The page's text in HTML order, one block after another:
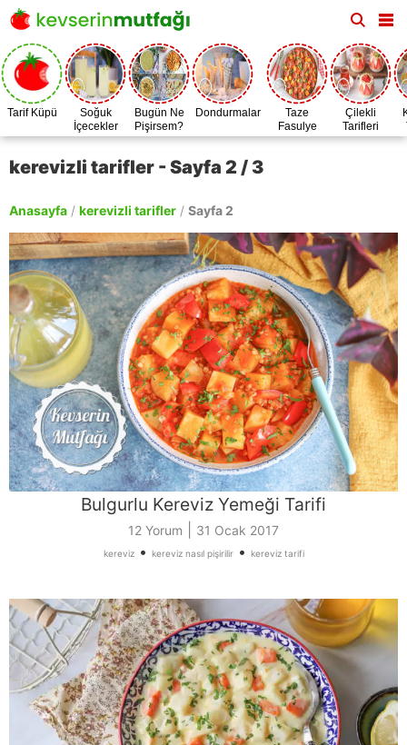
Tarif Küpü
Soğuk
İçecekler
Bugün Ne
Pişirsem?
Dondurmalar
Taze
Fasulye
Zamanı
Çilekli
Tarifleri
kerevizli tarifler - Sayfa 2 / 3
Anasayfa / kerevizli tarifler / Sayfa 2
Bulgurlu Kereviz Yemeği Tarifi
12 Yorum 31 Ocak 2017
kereviz• kereviz nasıl pişirilir• kereviz tarifi